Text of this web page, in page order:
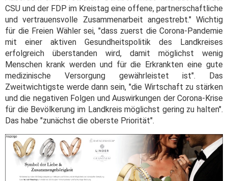
CSU und der FDP im Kreistag eine offene, partnerschaftliche
und vertrauensvolle Zusammenarbeit angestrebt." Wichtig
für die Freien Wähler sei, "dass zuerst die Corona-Pandemie
mit einer aktiven Gesundheitspolitik des Landkreises
erfolgreich überstanden wird, damit möglichst wenig
Menschen krank werden und für die Erkrankten eine gute
medizinische Versorgung gewährleistet ist". Das
Zweitwichtigste werde dann sein, "die Wirtschaft zu stärken
und die negativen Folgen und Auswirkungen der Corona-Krise
für die Bevölkerung im Landkreis möglichst gering zu halten".
Das habe "zunächst die oberste Priorität".